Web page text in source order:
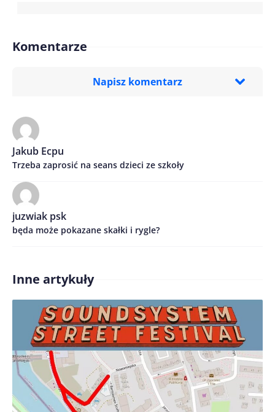
Komentarze
Napisz komentarz
Treść komentarza*
Imię/ Nick*
Zapamiętaj moje dane w tej przeglądarce podczas
Jakub Ecpu
Trzeba zaprosić na seans dzieci ze szkoły
juzwiak psk
będa może pokazane skałki i rygle?
Inne artykuły